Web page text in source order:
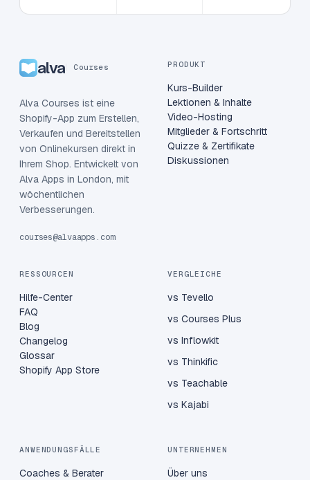
alva Courses
Alva Courses ist eine
Shopify-App zum Erstellen,
Verkaufen und Bereitstellen
von Onlinekursen direkt in
Ihrem Shop. Entwickelt von
Alva Apps in London, mit
wöchentlichen
Verbesserungen.
courses@alvaapps.com
PRODUKT
Kurs-Builder
Lektionen & Inhalte
Video-Hosting
Mitglieder & Fortschritt
Quizze & Zertifikate
Diskussionen
RESSOURCEN
Hilfe-Center
FAQ
Blog
Changelog
Glossar
Shopify App Store
VERGLEICHE
vs Tevello
vs Courses Plus
vs Inflowkit
vs Thinkific
vs Teachable
vs Kajabi
ANWENDUNGSFÄLLE
Coaches & Berater
UNTERNEHMEN
Über uns